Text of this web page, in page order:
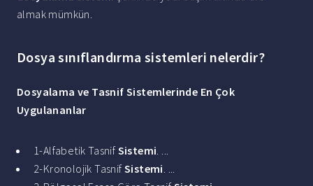
almak mümkün.
Dosya sınıflandırma sistemleri nelerdir?
Dosyalama ve Tasnif Sistemlerinde En Çok
Uygulananlar
1-Alfabetik Tasnif Sistemi. ...
2-Kronolojik Tasnif Sistemi. ...